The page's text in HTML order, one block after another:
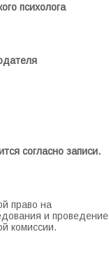
психолога
согласно записи.
право на
и проведение
комиссии.